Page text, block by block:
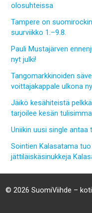
olosuhteissa
Tampere on
suurviikko 1.–9.8.
Pauli Mustajärven
nyt julki!
Tangomarkkinoiden
voittajakappale ulkona
Jäikö kesähiteistä
tarjoilee kesän
Uniikin uusi single antaa
Sointien Kalasatama
jättiläiskäsinukkeja
© 2026 SuomiViihde –